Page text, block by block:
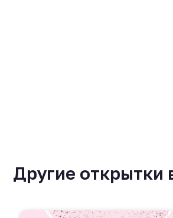
Другие открытки